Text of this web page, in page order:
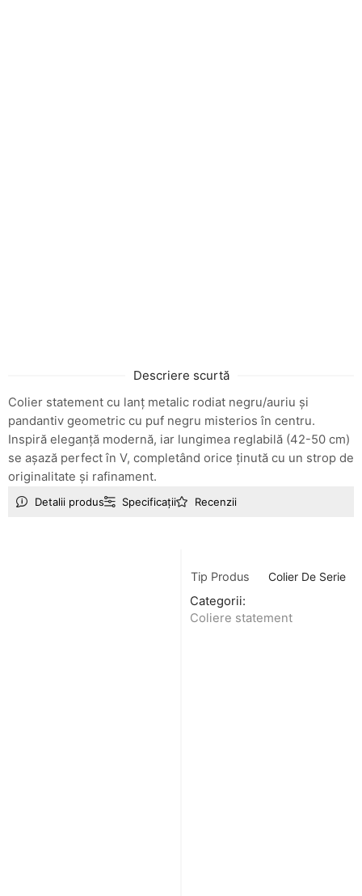
Descriere scurtă
Colier statement cu lanț metalic rodiat negru/auriu și
pandantiv geometric cu puf negru misterios în centru.
Inspiră eleganță modernă, iar lungimea reglabilă (42-50 cm)
se așază perfect în V, completând orice ținută cu un strop de
originalitate și rafinament.
Detalii produs Specificații Recenzii
Tip Produs Colier De Serie
Categorii:
Coliere statement